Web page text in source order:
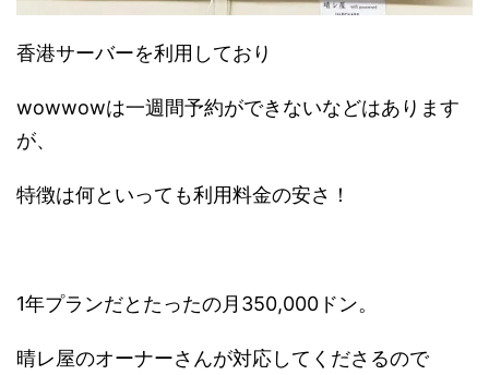
香港サーバーを利用しており
wowwowは一週間予約ができないなどはあります
が、
特徴は何といっても利用料金の安さ！
1年プランだとたったの月350,000ドン。
晴レ屋のオーナーさんが対応してくださるので